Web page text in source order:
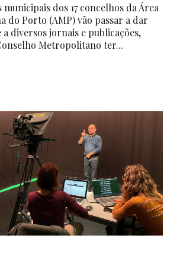
municipais dos 17 concelhos da Área
do Porto (AMP) vão passar a dar
a diversos jornais e publicações,
Metropolitano ter...